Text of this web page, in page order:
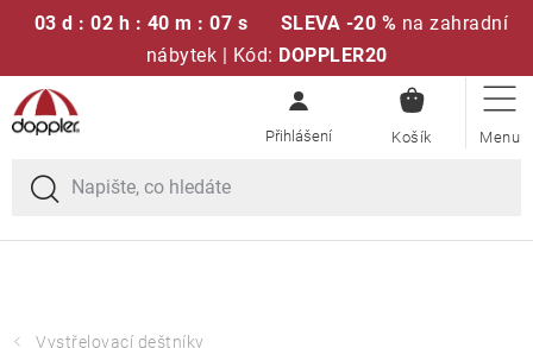
03 d : 02 h : 40 m : 07 s SLEVA -20 % na zahradní
nábytek | Kód: DOPPLER20
Přejít
na
obsah
KOŠÍK
Sedací soupravy
Slunečníky
Doprava zdarma při nákupu nad 2000 Kč
Vystřelovací deštníky